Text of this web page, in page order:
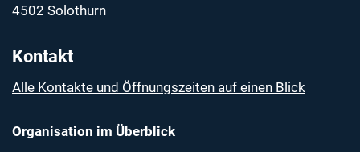
4502 Solothurn
Kontakt
Alle Kontakte und Öffnungszeiten auf einen Blick
Organisation im Überblick